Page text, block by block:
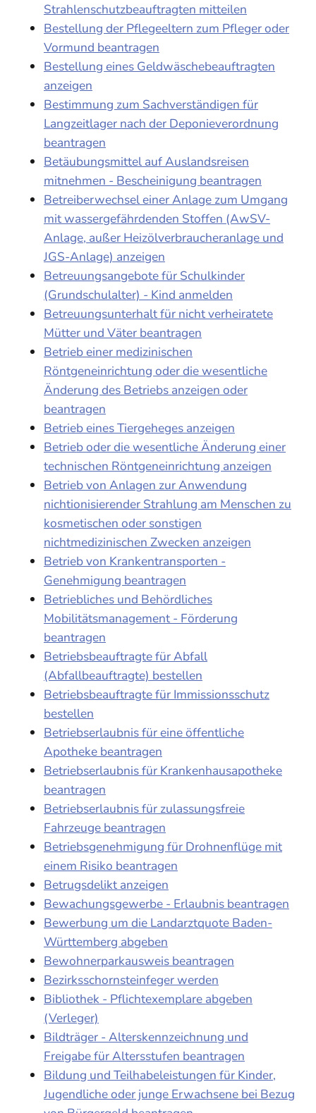
Strahlenschutzbeauftragten mitteilen
Bestellung der Pflegeeltern zum Pfleger oder
Vormund beantragen
Bestellung eines Geldwäschebeauftragten
anzeigen
Bestimmung zum Sachverständigen für
Langzeitlager nach der Deponieverordnung
beantragen
Betäubungsmittel auf Auslandsreisen
mitnehmen - Bescheinigung beantragen
Betreiberwechsel einer Anlage zum Umgang
mit wassergefährdenden Stoffen (AwSV-
Anlage, außer Heizölverbraucheranlage und
JGS-Anlage) anzeigen
Betreuungsangebote für Schulkinder
(Grundschulalter) - Kind anmelden
Betreuungsunterhalt für nicht verheiratete
Mütter und Väter beantragen
Betrieb einer medizinischen
Röntgeneinrichtung oder die wesentliche
Änderung des Betriebs anzeigen oder
beantragen
Betrieb eines Tiergeheges anzeigen
Betrieb oder die wesentliche Änderung einer
technischen Röntgeneinrichtung anzeigen
Betrieb von Anlagen zur Anwendung
nichtionisierender Strahlung am Menschen zu
kosmetischen oder sonstigen
nichtmedizinischen Zwecken anzeigen
Betrieb von Krankentransporten -
Genehmigung beantragen
Betriebliches und Behördliches
Mobilitätsmanagement - Förderung
beantragen
Betriebsbeauftragte für Abfall
(Abfallbeauftragte) bestellen
Betriebsbeauftragte für Immissionsschutz
bestellen
Betriebserlaubnis für eine öffentliche
Apotheke beantragen
Betriebserlaubnis für Krankenhausapotheke
beantragen
Betriebserlaubnis für zulassungsfreie
Fahrzeuge beantragen
Betriebsgenehmigung für Drohnenflüge mit
einem Risiko beantragen
Betrugsdelikt anzeigen
Bewachungsgewerbe - Erlaubnis beantragen
Bewerbung um die Landarztquote Baden-
Württemberg abgeben
Bewohnerparkausweis beantragen
Bezirksschornsteinfeger werden
Bibliothek - Pflichtexemplare abgeben
(Verleger)
Bildträger - Alterskennzeichnung und
Freigabe für Altersstufen beantragen
Bildung und Teilhabeleistungen für Kinder,
Jugendliche oder junge Erwachsene bei Bezug